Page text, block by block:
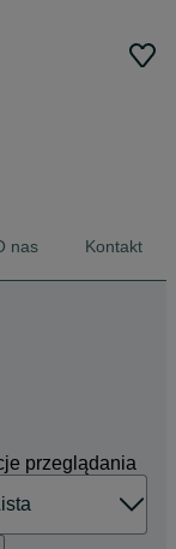
nas Kontakt
przeglądania